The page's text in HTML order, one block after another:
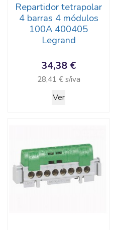
Repartidor tetrapolar
4 barras 4 módulos
100A 400405
Legrand
34,38 €
28,41 € s/iva
Ver